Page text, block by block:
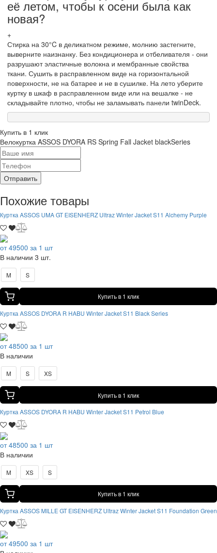
её летом, чтобы к осени была как
новая?
+
Стирка на 30°C в деликатном режиме, молнию застегните,
выверните наизнанку. Без кондиционера и отбеливателя - они
разрушают эластичные волокна и мембранные свойства
ткани. Сушить в расправленном виде на горизонтальной
поверхности, не на батарее и не в сушилке. На лето уберите
куртку в шкаф в расправленном виде или на вешалке - не
складывайте плотно, чтобы не заламывать панели twinDeck.
Купить в 1 клик
Велокуртка ASSOS DYORA RS Spring Fall Jacket blackSeries
Отправить
Похожие товары
Куртка ASSOS UMA GT EISENHERZ Ultraz Winter Jacket S11 Alchemy Purple
от 49500 за 1 шт
В наличии 3 шт.
M S
Купить в 1 клик
Куртка ASSOS DYORA R HABU Winter Jacket S11 Black Series
от 48500 за 1 шт
В наличии
M S XS
Купить в 1 клик
Куртка ASSOS DYORA R HABU Winter Jacket S11 Petrol Blue
от 48500 за 1 шт
В наличии
M XS S
Купить в 1 клик
Куртка ASSOS MILLE GT EISENHERZ Ultraz Winter Jacket S11 Foundation Green
от 49500 за 1 шт